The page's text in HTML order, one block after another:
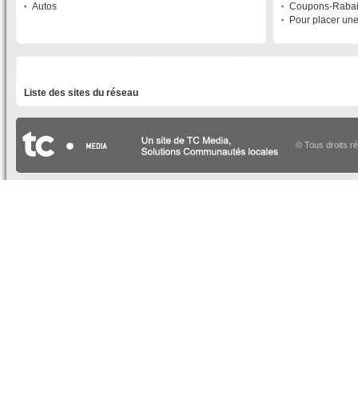
Autos
Coupons-
Pour placer
Liste des sites du réseau
© Tous droits